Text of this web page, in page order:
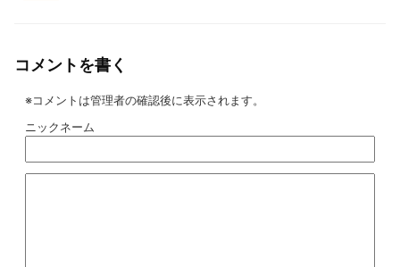
コメントを書く
※コメントは管理者の確認後に表示されます。
ニックネーム